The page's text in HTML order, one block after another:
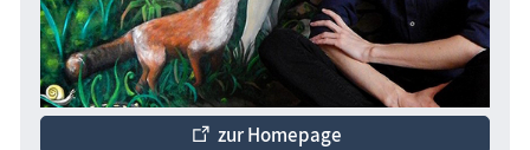
zur Homepage